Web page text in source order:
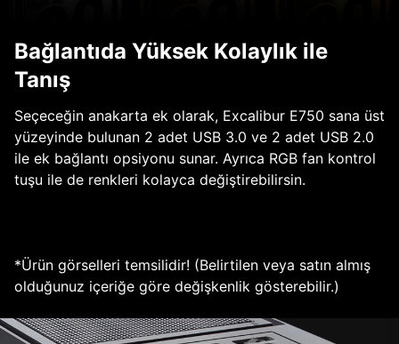
Bağlantıda Yüksek Kolaylık ile
Tanış
Seçeceğin anakarta ek olarak, Excalibur E750 sana üst
yüzeyinde bulunan 2 adet USB 3.0 ve 2 adet USB 2.0
ile ek bağlantı opsiyonu sunar. Ayrıca RGB fan kontrol
tuşu ile de renkleri kolayca değiştirebilirsin.
*Ürün görselleri temsilidir! (Belirtilen veya satın almış
olduğunuz içeriğe göre değişkenlik gösterebilir.)